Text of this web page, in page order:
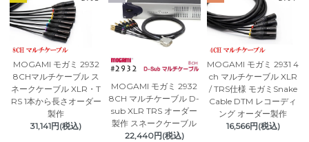
MOGAMI モガミ 2932
8CHマルチケーブル ス
ネークケーブル XLR・T
RS 1本から長さオーダー
製作
31,141円(税込)
MOGAMI モガミ 2932
8CH マルチケーブル D-
sub XLR TRS オーダー
製作 スネークケーブル
22,440円(税込)
MOGAMI モガミ 2931 4
ch マルチケーブル XLR
/ TRS仕様 モガミSnake
Cable DTM レコーディ
ング オーダー製作
16,566円(税込)